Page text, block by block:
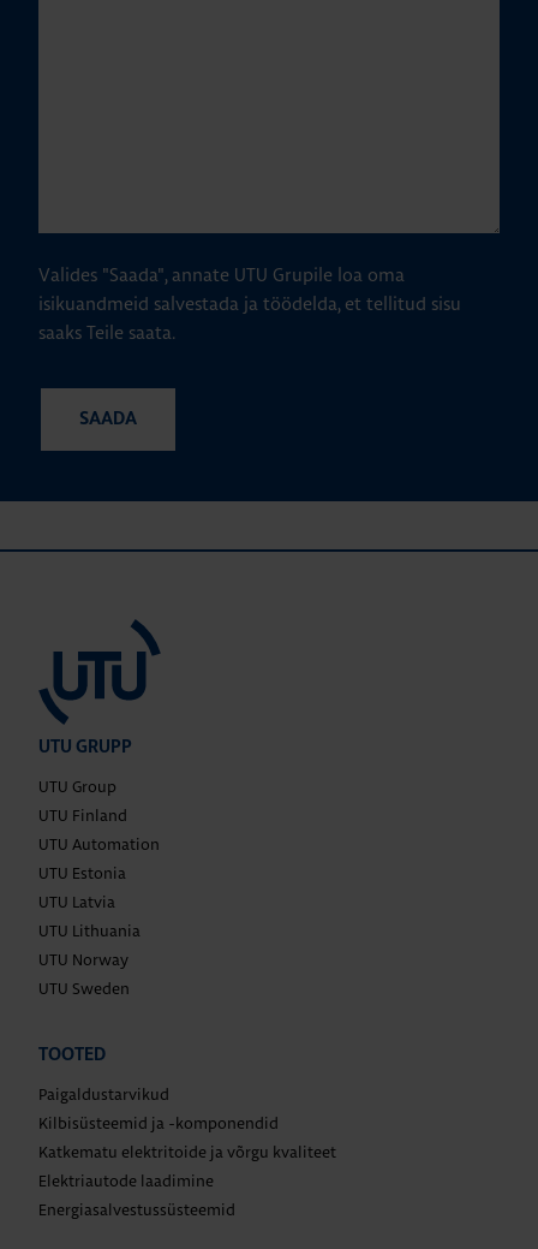
Valides "Saada", annate UTU Grupile loa oma
isikuandmeid salvestada ja töödelda, et tellitud sisu
saaks Teile saata.
UTU GRUPP
UTU Group
UTU Finland
UTU Automation
UTU Estonia
UTU Latvia
UTU Lithuania
UTU Norway
UTU Sweden
TOOTED
Paigaldustarvikud
Kilbisüsteemid ja -komponendid
Katkematu elektritoide ja võrgu kvaliteet
Elektriautode laadimine
Energiasalvestussüsteemid